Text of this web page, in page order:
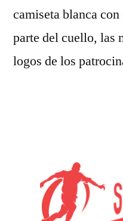
camiseta blanca
parte del cuello, las
logos de los